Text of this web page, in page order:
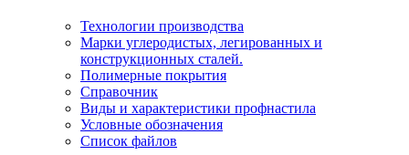
Технологии производства
Марки углеродистых, легированных и
конструкционных сталей.
Полимерные покрытия
Справочник
Виды и характеристики профнастила
Условные обозначения
Список файлов